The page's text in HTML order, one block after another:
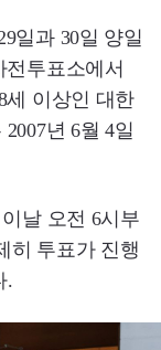
일과 30일 양일
투표소에서
세 이상인 대한
년 6월 4일
날 오전 6시부
히 투표가 진행
.